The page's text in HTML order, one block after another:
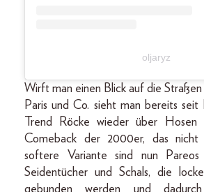
oljaryz
Wirft man einen Blick auf die
Paris und Co. sieht man bereits
Trend Röcke wieder über
Comeback der 2000er, das
softere Variante sind nun Pareos
Seidentücher und Schals, die
gebunden werden und